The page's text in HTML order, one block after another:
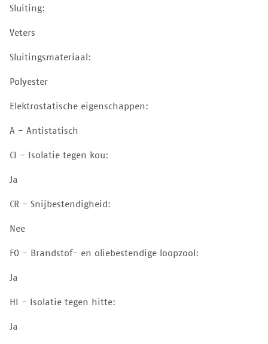
Sluiting:
Veters
Sluitingsmateriaal:
Polyester
Elektrostatische eigenschappen:
A - Antistatisch
CI - Isolatie tegen kou:
Ja
CR - Snijbestendigheid:
Nee
FO - Brandstof- en oliebestendige loopzool:
Ja
HI - Isolatie tegen hitte:
Ja